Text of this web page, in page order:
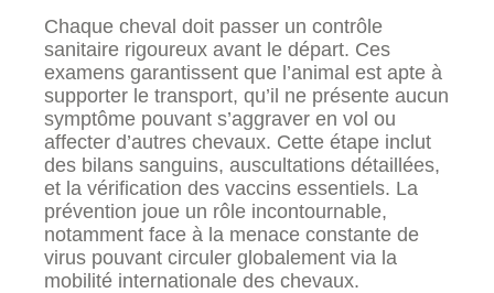
Chaque cheval doit passer un contrôle
sanitaire rigoureux avant le départ. Ces
examens garantissent que l’animal est apte à
supporter le transport, qu’il ne présente aucun
symptôme pouvant s’aggraver en vol ou
affecter d’autres chevaux. Cette étape inclut
des bilans sanguins, auscultations détaillées,
et la vérification des vaccins essentiels. La
prévention joue un rôle incontournable,
notamment face à la menace constante de
virus pouvant circuler globalement via la
mobilité internationale des chevaux.